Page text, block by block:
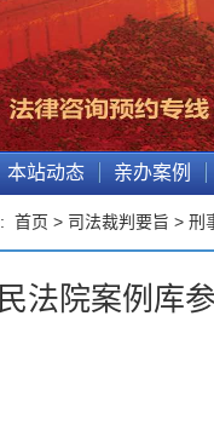
本站动态 亲办案例
首页 > 司法裁判要旨 > 刑
法院案例库